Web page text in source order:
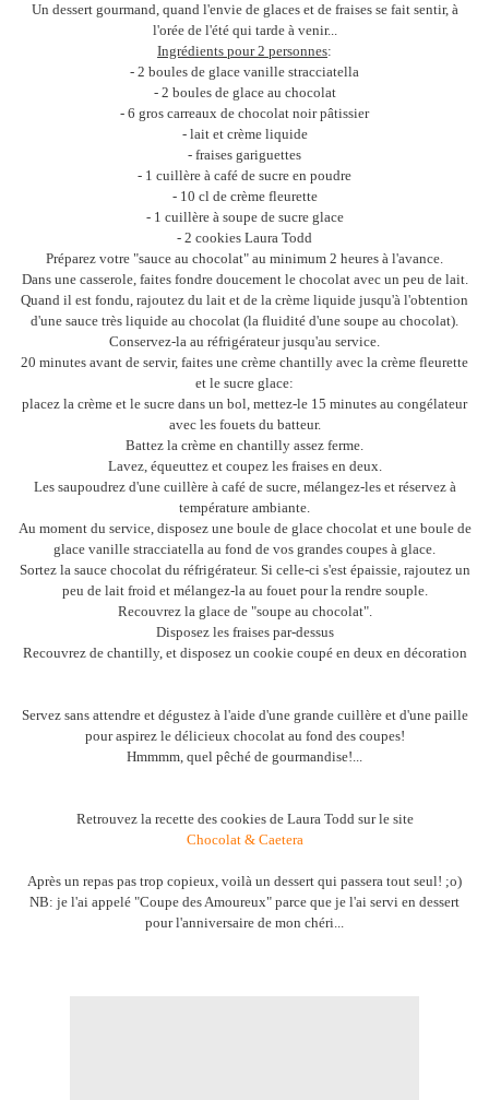
Un dessert gourmand, quand l'envie de glaces et de fraises se fait sentir, à
l'orée de l'été qui tarde à venir...
Ingrédients pour 2 personnes:
- 2 boules de glace vanille stracciatella
- 2 boules de glace au chocolat
- 6 gros carreaux de chocolat noir pâtissier
- lait et crème liquide
- fraises gariguettes
- 1 cuillère à café de sucre en poudre
- 10 cl de crème fleurette
- 1 cuillère à soupe de sucre glace
- 2 cookies Laura Todd
Préparez votre "sauce au chocolat" au minimum 2 heures à l'avance.
Dans une casserole, faites fondre doucement le chocolat avec un peu de lait.
Quand il est fondu, rajoutez du lait et de la crème liquide jusqu'à l'obtention
d'une sauce très liquide au chocolat (la fluidité d'une soupe au chocolat).
Conservez-la au réfrigérateur jusqu'au service.
20 minutes avant de servir, faites une crème chantilly avec la crème fleurette
et le sucre glace:
placez la crème et le sucre dans un bol, mettez-le 15 minutes au congélateur
avec les fouets du batteur.
Battez la crème en chantilly assez ferme.
Lavez, équeuttez et coupez les fraises en deux.
Les saupoudrez d'une cuillère à café de sucre, mélangez-les et réservez à
température ambiante.
Au moment du service, disposez une boule de glace chocolat et une boule de
glace vanille stracciatella au fond de vos grandes coupes à glace.
Sortez la sauce chocolat du réfrigérateur. Si celle-ci s'est épaissie, rajoutez un
peu de lait froid et mélangez-la au fouet pour la rendre souple.
Recouvrez la glace de "soupe au chocolat".
Disposez les fraises par-dessus
Recouvrez de chantilly, et disposez un cookie coupé en deux en décoration
Servez sans attendre et dégustez à l'aide d'une grande cuillère et d'une paille
pour aspirez le délicieux chocolat au fond des coupes!
Hmmmm, quel pêché de gourmandise!...
Retrouvez la recette des cookies de Laura Todd sur le site
Chocolat & Caetera
Après un repas pas trop copieux, voilà un dessert qui passera tout seul! ;o)
NB: je l'ai appelé "Coupe des Amoureux" parce que je l'ai servi en dessert
pour l'anniversaire de mon chéri...